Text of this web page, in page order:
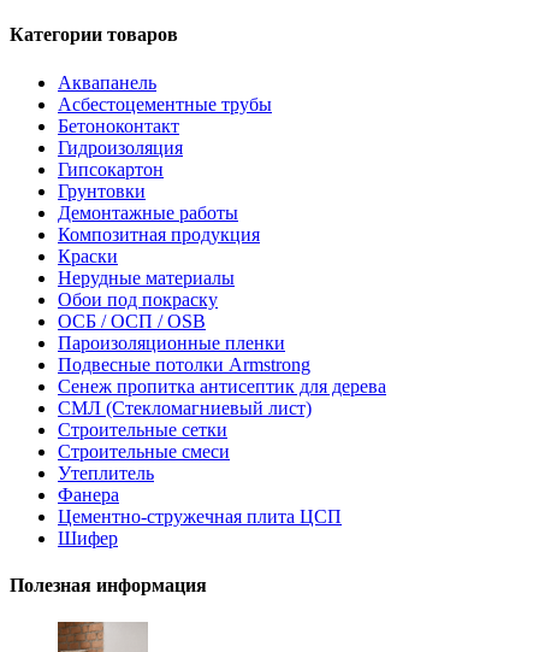
Категории товаров
Аквапанель
Асбестоцементные трубы
Бетоноконтакт
Гидроизоляция
Гипсокартон
Грунтовки
Демонтажные работы
Композитная продукция
Краски
Нерудные материалы
Обои под покраску
ОСБ / ОСП / OSB
Пароизоляционные пленки
Подвесные потолки Armstrong
Сенеж пропитка антисептик для дерева
СМЛ (Стекломагниевый лист)
Строительные сетки
Строительные смеси
Утеплитель
Фанера
Цементно-стружечная плита ЦСП
Шифер
Полезная информация